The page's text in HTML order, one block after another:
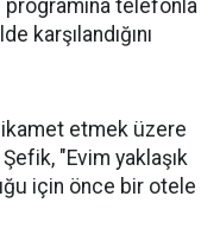
programına telefonla
karşılandığını
etmek üzere
Şefik, "Evim yaklaşık
için önce bir otele